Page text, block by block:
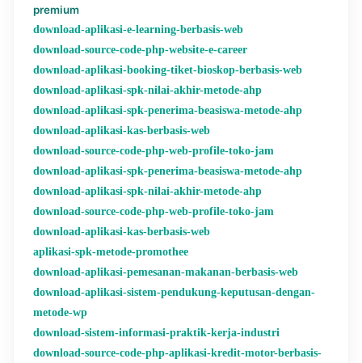
premium
download-aplikasi-e-learning-berbasis-web
download-source-code-php-website-e-career
download-aplikasi-booking-tiket-bioskop-berbasis-web
download-aplikasi-spk-nilai-akhir-metode-ahp
download-aplikasi-spk-penerima-beasiswa-metode-ahp
download-aplikasi-kas-berbasis-web
download-source-code-php-web-profile-toko-jam
download-aplikasi-spk-penerima-beasiswa-metode-ahp
download-aplikasi-spk-nilai-akhir-metode-ahp
download-source-code-php-web-profile-toko-jam
download-aplikasi-kas-berbasis-web
aplikasi-spk-metode-promothee
download-aplikasi-pemesanan-makanan-berbasis-web
download-aplikasi-sistem-pendukung-keputusan-dengan-
metode-wp
download-sistem-informasi-praktik-kerja-industri
download-source-code-php-aplikasi-kredit-motor-berbasis-